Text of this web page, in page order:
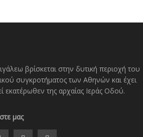
βρίσκεται στην δυτική περιοχή του
συγκροτήματος των Αθηνών και έχει
εκατέρωθεν της αρχαίας Ιεράς Οδού.
μας